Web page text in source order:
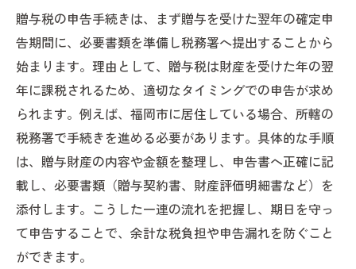
贈与税の申告手続きは、まず贈与を受けた翌年の確定申
告期間に、必要書類を準備し税務署へ提出することから
始まります。理由として、贈与税は財産を受けた年の翌
年に課税されるため、適切なタイミングでの申告が求め
られます。例えば、福岡市に居住している場合、所轄の
税務署で手続きを進める必要があります。具体的な手順
は、贈与財産の内容や金額を整理し、申告書へ正確に記
載し、必要書類（贈与契約書、財産評価明細書など）を
添付します。こうした一連の流れを把握し、期日を守っ
て申告することで、余計な税負担や申告漏れを防ぐこと
ができます。